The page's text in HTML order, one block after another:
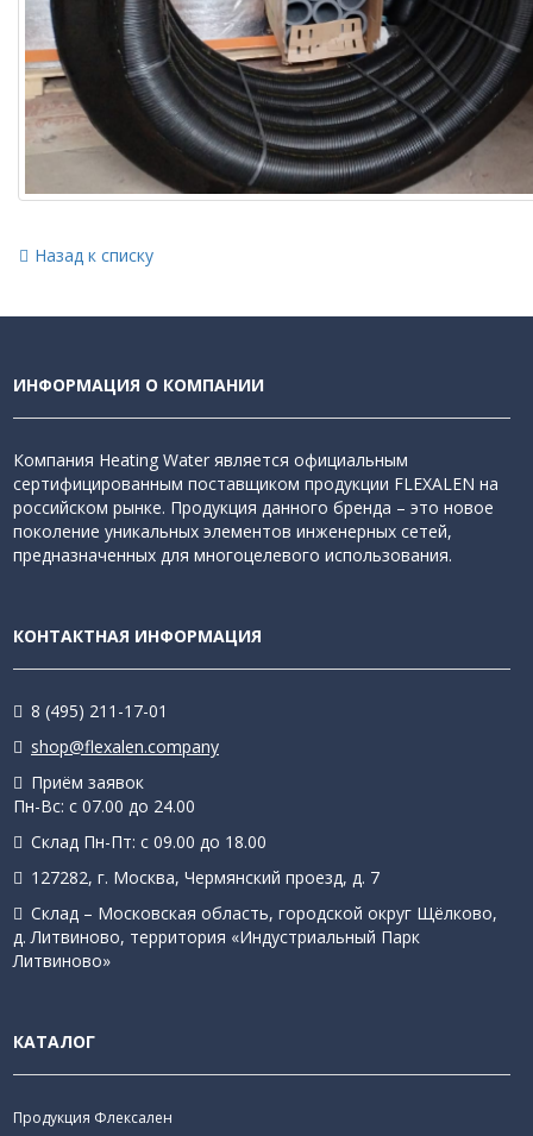
Назад к списку
ИНФОРМАЦИЯ О КОМПАНИИ
Компания Heating Water является официальным
сертифицированным поставщиком продукции FLEXALEN на
российском рынке. Продукция данного бренда – это новое
поколение уникальных элементов инженерных сетей,
предназначенных для многоцелевого использования.
КОНТАКТНАЯ ИНФОРМАЦИЯ
8 (495) 211-17-01
shop@flexalen.company
Приём заявок
Пн-Вс: с 07.00 до 24.00
Склад Пн-Пт: с 09.00 до 18.00
127282, г. Москва, Чермянский проезд, д. 7
Склад – Московская область, городской округ Щёлково,
д. Литвиново, территория «Индустриальный Парк
Литвиново»
КАТАЛОГ
Продукция Флексален